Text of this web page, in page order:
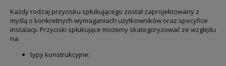
Każdy rodzaj przycisku spłukującego został zaprojektowany z
myślą o konkretnych wymaganiach użytkowników oraz specyfice
instalacji. Przyciski spłukujące możemy skategoryzować ze względu
na:
typy konstrukcyjne: